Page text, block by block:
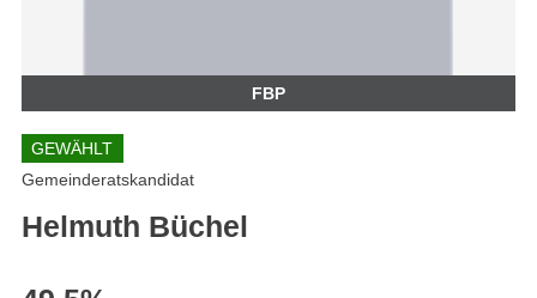
FBP
GEWÄHLT
Gemeinderatskandidat
Helmuth Büchel